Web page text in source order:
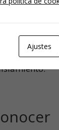
crisis o
contempla
Ajustes